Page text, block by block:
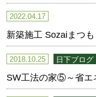
2022.04.17
新築施工 Sozaiまつ
2018.10.25 日下ブログ
SW工法の家⑤～省エ